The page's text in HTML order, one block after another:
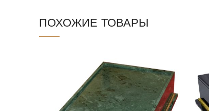
ПОХОЖИЕ ТОВАРЫ